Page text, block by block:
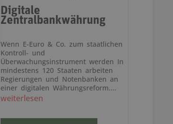
Digitale
Zentralbankwährung
Wenn E-Euro & Co. zum staatlichen
Kontroll- und
Überwachungsinstrument werden In
mindestens 120 Staaten arbeiten
Regierungen und Notenbanken an
einer digitalen Währungsreform....
weiterlesen